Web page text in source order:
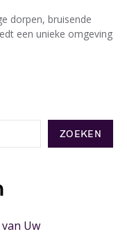
dorpen, bruisende
een unieke omgeving
ZOEKEN
Uw